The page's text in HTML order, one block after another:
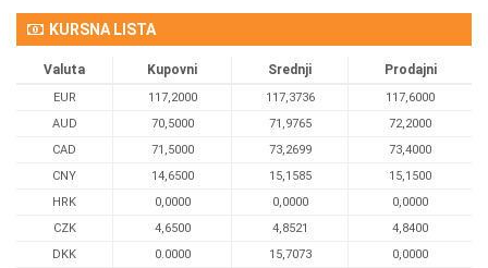
KURSNA LISTA
Valuta Kupovni Srednji Prodajni
EUR 117,2000 117,3736
117,6000
AUD
70,5000 71,9765
72,2000
CAD
71,5000 73,2699
73,4000
CNY
14,6500 15,1585
15,1500
HRK
0,0000 0,0000
0,0000
CZK
4,6500 4,8521
4,8400
DKK
0.0000 15,7073
0,0000